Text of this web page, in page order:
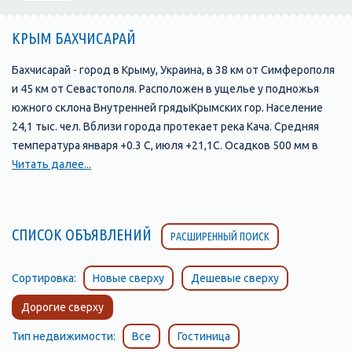
КРЫМ БАХЧИСАРАЙ
Бахчисарай - город в Крыму, Украина, в 38 км от Симферополя
и 45 км от Севастополя. Расположен в ущелье у подножья
южного склона Внутренней грядыКрымских гор. Население
24,1 тыс. чел. Вблизи города протекает река Кача. Средняя
температура января +0.3 С, июля +21,1С. Осадков 500 мм в
год.
Крымского ханства эти поселения были известны под такими
названиями:
называют Чуфут-Кале)
- Салачик (участок долины реки Чурук-Су, прилегающий к
подножию Чуфут-Кале)
- Эски-Юрт (район, где река Чурук-Су выходит из узкого
Читать далее...
СПИСОК ОБЪЯВЛЕНИЙ РАСШИРЕННЫЙ ПОИСК
Сортировка: Новые сверху Дешевые сверху
Дорогие сверху
Тип недвижимости: Все Гостиница